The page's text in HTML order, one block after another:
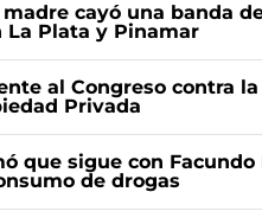
cayó una banda
La Plata y Pinamar
al Congreso contra
Privada
que sigue con
de drogas